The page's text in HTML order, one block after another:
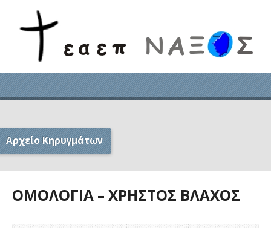
Αρχείο Κηρυγμάτων
ΟΜΟΛΟΓΙΑ – ΧΡΗΣΤΟΣ ΒΛΑΧΟΣ